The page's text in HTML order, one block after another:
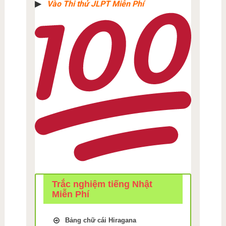
▶︎ Vào Thi thử JLPT Miễn Phí
Trắc nghiệm tiếng Nhật
Miễn Phí
Bảng chữ cái Hiragana